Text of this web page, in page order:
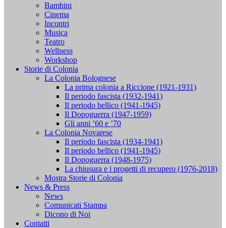
Bambini
Cinema
Incontri
Musica
Teatro
Wellness
Workshop
Storie di Colonia
La Colonia Bolognese
La prima colonia a Riccione (1921-1931)
Il periodo fascista (1932-1941)
Il periodo bellico (1941-1945)
Il Dopoguerra (1947-1959)
Gli anni ’60 e ’70
La Colonia Novarese
Il periodo fascista (1934-1941)
Il periodo bellico (1941-1945)
Il Dopoguerra (1948-1975)
La chiusura e i progetti di recupero (1976-2018)
Mostra Storie di Colonia
News & Press
News
Comunicati Stampa
Dicono di Noi
Contatti